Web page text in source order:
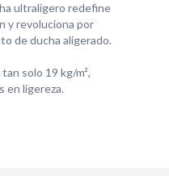
ultraligero redefine
y revoluciona por
de ducha aligerado.
solo 19 kg/m²,
en ligereza.